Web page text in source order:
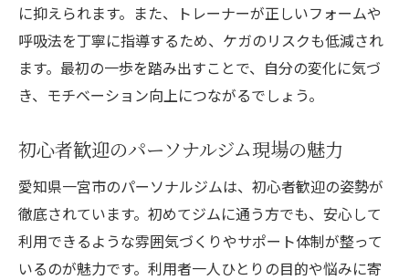
に抑えられます。また、トレーナーが正しいフォームや
呼吸法を丁寧に指導するため、ケガのリスクも低減され
ます。最初の一歩を踏み出すことで、自分の変化に気づ
き、モチベーション向上につながるでしょう。
初心者歓迎のパーソナルジム現場の魅力
愛知県一宮市のパーソナルジムは、初心者歓迎の姿勢が
徹底されています。初めてジムに通う方でも、安心して
利用できるような雰囲気づくりやサポート体制が整って
いるのが魅力です。利用者一人ひとりの目的や悩みに寄